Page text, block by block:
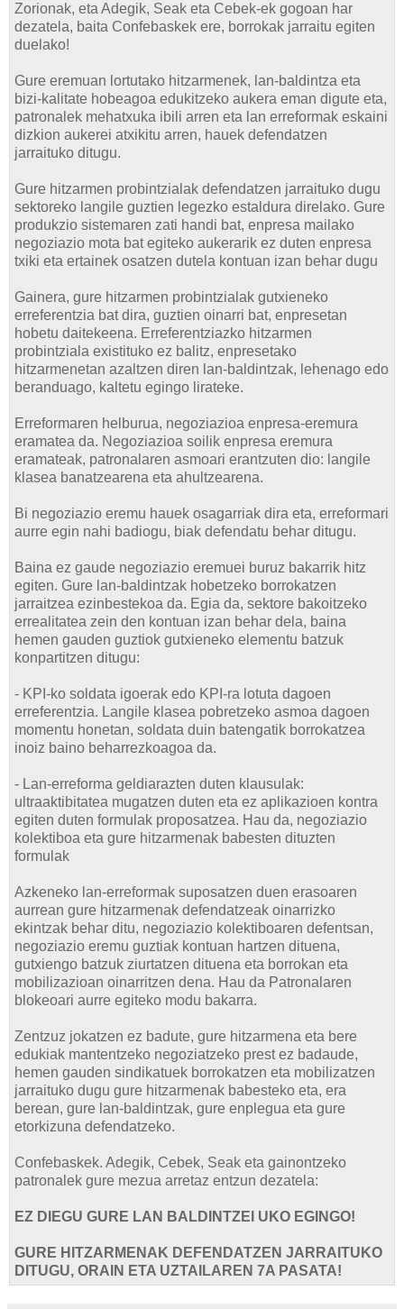
Zorionak, eta Adegik, Seak eta Cebek-ek gogoan har
dezatela, baita Confebaskek ere, borrokak jarraitu egiten
duelako!
Gure eremuan lortutako hitzarmenek, lan-baldintza eta
bizi-kalitate hobeagoa edukitzeko aukera eman digute eta,
patronalek mehatxuka ibili arren eta lan erreformak eskaini
dizkion aukerei atxikitu arren, hauek defendatzen
jarraituko ditugu.
Gure hitzarmen probintzialak defendatzen jarraituko dugu
sektoreko langile guztien legezko estaldura direlako. Gure
produkzio sistemaren zati handi bat, enpresa mailako
negoziazio mota bat egiteko aukerarik ez duten enpresa
txiki eta ertainek osatzen dutela kontuan izan behar dugu
Gainera, gure hitzarmen probintzialak gutxieneko
erreferentzia bat dira, guztien oinarri bat, enpresetan
hobetu daitekeena. Erreferentziazko hitzarmen
probintziala existituko ez balitz, enpresetako
hitzarmenetan azaltzen diren lan-baldintzak, lehenago edo
beranduago, kaltetu egingo lirateke.
Erreformaren helburua, negoziazioa enpresa-eremura
eramatea da. Negoziazioa soilik enpresa eremura
eramateak, patronalaren asmoari erantzuten dio: langile
klasea banatzearena eta ahultzearena.
Bi negoziazio eremu hauek osagarriak dira eta, erreformari
aurre egin nahi badiogu, biak defendatu behar ditugu.
Baina ez gaude negoziazio eremuei buruz bakarrik hitz
egiten. Gure lan-baldintzak hobetzeko borrokatzen
jarraitzea ezinbestekoa da. Egia da, sektore bakoitzeko
errealitatea zein den kontuan izan behar dela, baina
hemen gauden guztiok gutxieneko elementu batzuk
konpartitzen ditugu:
- KPI-ko soldata igoerak edo KPI-ra lotuta dagoen
erreferentzia. Langile klasea pobretzeko asmoa dagoen
momentu honetan, soldata duin batengatik borrokatzea
inoiz baino beharrezkoagoa da.
- Lan-erreforma geldiarazten duten klausulak:
ultraaktibitatea mugatzen duten eta ez aplikazioen kontra
egiten duten formulak proposatzea. Hau da, negoziazio
kolektiboa eta gure hitzarmenak babesten dituzten
formulak
Azkeneko lan-erreformak suposatzen duen erasoaren
aurrean gure hitzarmenak defendatzeak oinarrizko
ekintzak behar ditu, negoziazio kolektiboaren defentsan,
negoziazio eremu guztiak kontuan hartzen dituena,
gutxiengo batzuk ziurtatzen dituena eta borrokan eta
mobilizazioan oinarritzen dena. Hau da Patronalaren
blokeoari aurre egiteko modu bakarra.
Zentzuz jokatzen ez badute, gure hitzarmena eta bere
edukiak mantentzeko negoziatzeko prest ez badaude,
hemen gauden sindikatuek borrokatzen eta mobilizatzen
jarraituko dugu gure hitzarmenak babesteko eta, era
berean, gure lan-baldintzak, gure enplegua eta gure
etorkizuna defendatzeko.
Confebaskek. Adegik, Cebek, Seak eta gainontzeko
patronalek gure mezua arretaz entzun dezatela:
EZ DIEGU GURE LAN BALDINTZEI UKO EGINGO!
GURE HITZARMENAK DEFENDATZEN JARRAITUKO
DITUGU, ORAIN ETA UZTAILAREN 7A PASATA!